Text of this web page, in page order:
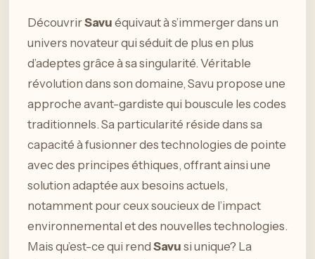
DécouvrirSavu équivaut à s’immerger dans un
univers novateur qui séduit de plus en plus
d’adeptes grâce à sa singularité. Véritable
révolution dans son domaine, Savu propose une
approche avant-gardiste qui bouscule les codes
traditionnels. Sa particularité réside dans sa
capacité à fusionner des technologies de pointe
avec des principes éthiques, offrant ainsi une
solution adaptée aux besoins actuels,
notamment pour ceux soucieux de l’impact
environnemental et des nouvelles technologies.
Mais qu’est-ce qui rend Savu si unique? La